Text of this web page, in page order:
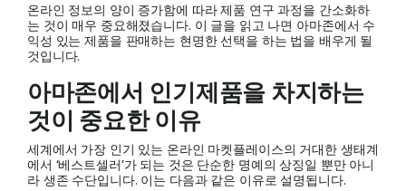
온라인 정보의 양이 증가함에 따라 제품 연구 과정을 간소화하
는 것이 매우 중요해졌습니다. 이 글을 읽고 나면 아마존에서 수
익성 있는 제품을 판매하는 현명한 선택을 하는 법을 배우게 될
것입니다.
아마존에서 인기제품을 차지하는
것이 중요한 이유
세계에서 가장 인기 있는 온라인 마켓플레이스의 거대한 생태계
에서 ‘베스트셀러’가 되는 것은 단순한 명예의 상징일 뿐만 아니
라 생존 수단입니다. 이는 다음과 같은 이유로 설명됩니다.